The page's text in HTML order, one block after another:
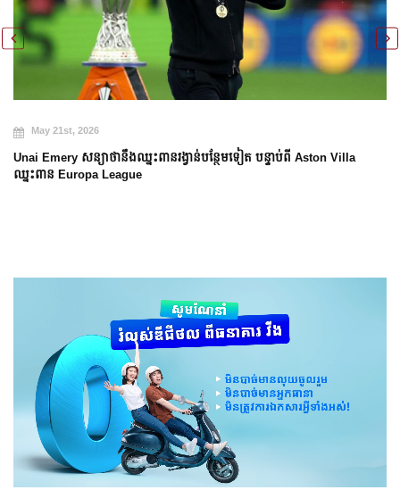
May 21st, 2026
Unai Emery សន្យាថានឹងឈ្នះពានរង្វាន់បន្ថែមទៀត បន្ទាប់ពី Aston Villa
ឈ្នះពាន Europa League